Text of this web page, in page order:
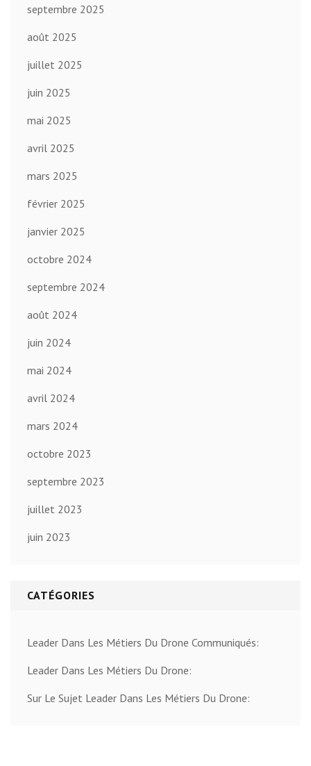
septembre 2025
août 2025
juillet 2025
juin 2025
mai 2025
avril 2025
mars 2025
février 2025
janvier 2025
octobre 2024
septembre 2024
août 2024
juin 2024
mai 2024
avril 2024
mars 2024
octobre 2023
septembre 2023
juillet 2023
juin 2023
CATÉGORIES
Leader Dans Les Métiers Du Drone Communiqués:
Leader Dans Les Métiers Du Drone:
Sur Le Sujet Leader Dans Les Métiers Du Drone: